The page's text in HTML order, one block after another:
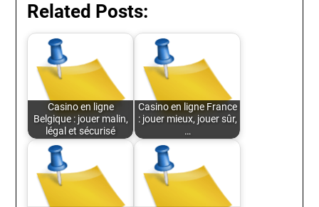
Related Posts:
Casino en ligne
Belgique : jouer malin,
légal et sécurisé
Casino en ligne France
: jouer mieux, jouer sûr,
…